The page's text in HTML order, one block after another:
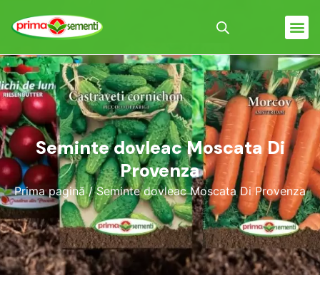
Seminte dovleac Moscata Di
Provenza
Prima pagină/ Seminte dovleac Moscata Di Provenza